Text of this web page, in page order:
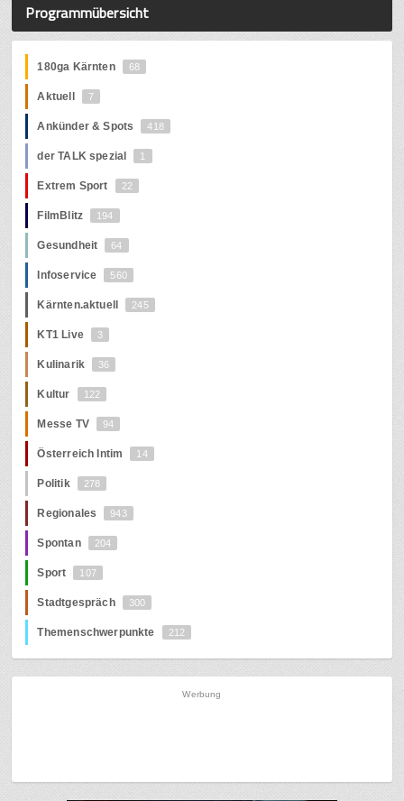
Programmübersicht
180ga Kärnten 68
Aktuell 7
Ankünder & Spots 418
der TALK spezial 1
Extrem Sport 22
FilmBlitz 194
Gesundheit 64
Infoservice 560
Kärnten.aktuell 245
KT1 Live 3
Kulinarik 36
Kultur 122
Messe TV 94
Österreich Intim 14
Politik 278
Regionales 943
Spontan 204
Sport 107
Stadtgespräch 300
Themenschwerpunkte 212
Werbung